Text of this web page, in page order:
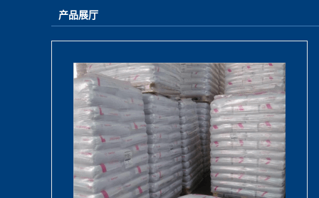
产品展厅